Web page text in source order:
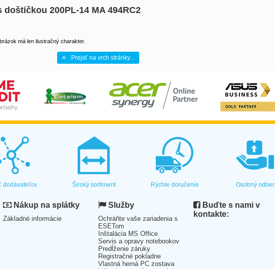
200PL-14 MA 494RC2
má len ilustračný charakter.
Prejsť na vrch stránky...
dodávateľov Široký sortiment Rýchle doručenie Osobný odber
Nákup na splátky
Základné informácie
Služby
Ochráňte vaše zariadenia s
ESETom
Inštalácia MS Office
Servis a opravy notebookov
Predĺženie záruky
Registračné pokladne
Vlastná herná PC zostava
Buďte s nami v
kontakte: